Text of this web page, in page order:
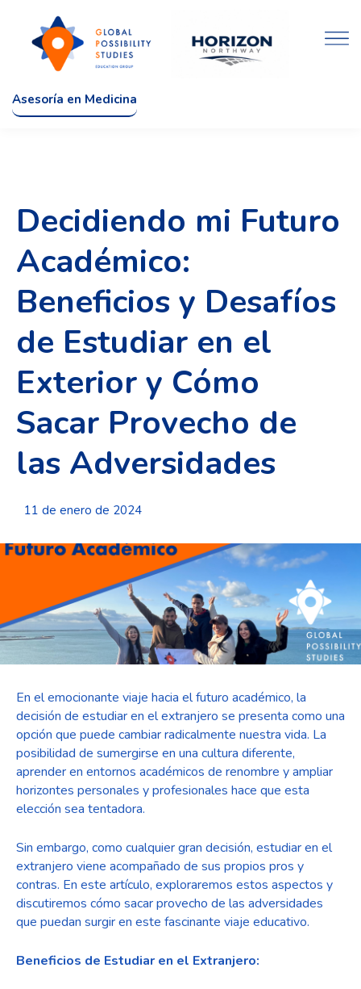
Asesoría en Medicina
Decidiendo mi Futuro
Académico:
Beneficios y Desafíos
de Estudiar en el
Exterior y Cómo
Sacar Provecho de
las Adversidades
11 de enero de 2024
En el emocionante viaje hacia el futuro académico, la
decisión de estudiar en el extranjero se presenta como una
opción que puede cambiar radicalmente nuestra vida. La
posibilidad de sumergirse en una cultura diferente,
aprender en entornos académicos de renombre y ampliar
horizontes personales y profesionales hace que esta
elección sea tentadora.
Sin embargo, como cualquier gran decisión, estudiar en el
extranjero viene acompañado de sus propios pros y
contras. En este artículo, exploraremos estos aspectos y
discutiremos cómo sacar provecho de las adversidades
que puedan surgir en este fascinante viaje educativo.
Beneficios de Estudiar en el Extranjero: